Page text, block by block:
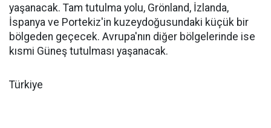
yaşanacak. Tam tutulma yolu, Grönland, İzlanda,
İspanya ve Portekiz'in kuzeydoğusundaki küçük bir
bölgeden geçecek. Avrupa'nın diğer bölgelerinde ise
kısmi Güneş tutulması yaşanacak.
Türkiye